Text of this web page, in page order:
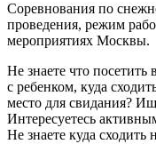
Cоревнования по
проведения, режим
мероприятиях Москвы.
Не знаете что
с ребенком, куда
место для свидания?
Интересуетесь
Не знаете куда